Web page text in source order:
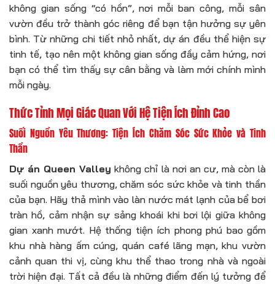
không gian sống “có hồn”, nơi mỗi ban công, mỗi sân
vườn đều trở thành góc riêng để bạn tận hưởng sự yên
bình. Từ những chi tiết nhỏ nhất, dự án đều thể hiện sự
tinh tế, tạo nên một không gian sống đầy cảm hứng, nơi
bạn có thể tìm thấy sự cân bằng và làm mới chính mình
mỗi ngày.
Thức Tỉnh Mọi Giác Quan Với Hệ Tiện Ích Đỉnh Cao
Suối Nguồn Yêu Thương: Tiện Ích Chăm Sóc Sức Khỏe và Tinh
Thần
Dự án Queen Valley không chỉ là nơi an cư, mà còn là
suối nguồn yêu thương, chăm sóc sức khỏe và tinh thần
của bạn. Hãy thả mình vào làn nước mát lạnh của bể bơi
tràn hồ, cảm nhận sự sảng khoái khi bơi lội giữa không
gian xanh mướt. Hệ thống tiện ích phong phú bao gồm
khu nhà hàng ấm cúng, quán café lãng mạn, khu vườn
cảnh quan thi vị, cùng khu thể thao trong nhà và ngoài
trời hiện đại. Tất cả đều là những điểm đến lý tưởng để